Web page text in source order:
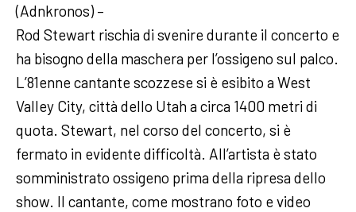
(Adnkronos) –
Rod Stewart rischia di svenire durante il concerto e
ha bisogno della maschera per l’ossigeno sul palco.
L’81enne cantante scozzese si è esibito a West
Valley City, città dello Utah a circa 1400 metri di
quota. Stewart, nel corso del concerto, si è
fermato in evidente difficoltà. All’artista è stato
somministrato ossigeno prima della ripresa dello
show. Il cantante, come mostrano foto e video